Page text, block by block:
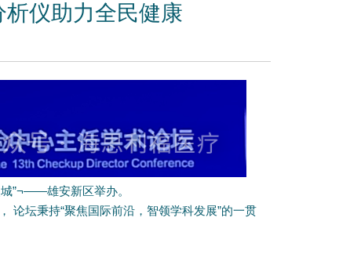
仪助力全民健康
”¬——雄安新区举办。
论坛秉持“聚焦国际前沿，智领学科发展”的一贯